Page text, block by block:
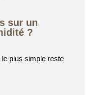
sur un
?
plus simple reste